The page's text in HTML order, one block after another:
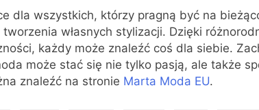
dla wszystkich, którzy pragną być na
własnych stylizacji. Dzięki
każdy może znaleźć coś dla siebie.
może stać się nie tylko pasją, ale także
znaleźć na stronie Marta Moda EU.